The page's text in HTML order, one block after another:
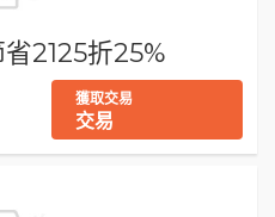
2125折25%
獲取交易
交易